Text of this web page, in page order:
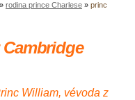
» rodina prince Charlese » princ
William, vévoda z